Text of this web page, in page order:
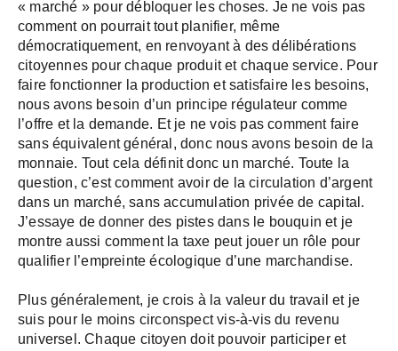
« marché » pour débloquer les choses. Je ne vois pas
comment on pourrait tout planifier, même
démocratiquement, en renvoyant à des délibérations
citoyennes pour chaque produit et chaque service. Pour
faire fonctionner la production et satisfaire les besoins,
nous avons besoin d’un principe régulateur comme
l’offre et la demande. Et je ne vois pas comment faire
sans équivalent général, donc nous avons besoin de la
monnaie. Tout cela définit donc un marché. Toute la
question, c’est comment avoir de la circulation d’argent
dans un marché, sans accumulation privée de capital.
J’essaye de donner des pistes dans le bouquin et je
montre aussi comment la taxe peut jouer un rôle pour
qualifier l’empreinte écologique d’une marchandise.
Plus généralement, je crois à la valeur du travail et je
suis pour le moins circonspect vis-à-vis du revenu
universel. Chaque citoyen doit pouvoir participer et